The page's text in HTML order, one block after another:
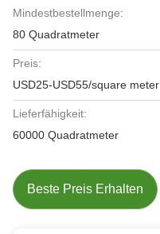
Mindestbestellmenge:
80 Quadratmeter
Preis:
USD25-USD55/square meter
Lieferfähigkeit:
60000 Quadratmeter
Beste Preis Erhalten